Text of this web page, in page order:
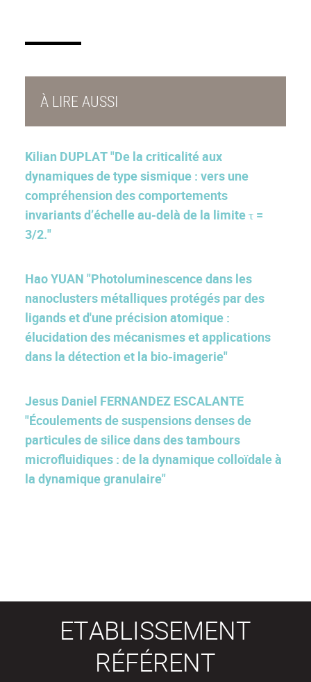
À LIRE AUSSI
Kilian DUPLAT "De la criticalité aux
dynamiques de type sismique : vers une
compréhension des comportements
invariants d’échelle au-delà de la limite τ =
3/2."
Hao YUAN "Photoluminescence dans les
nanoclusters métalliques protégés par des
ligands et d'une précision atomique :
élucidation des mécanismes et applications
dans la détection et la bio-imagerie"
Jesus Daniel FERNANDEZ ESCALANTE
"Écoulements de suspensions denses de
particules de silice dans des tambours
microfluidiques : de la dynamique colloïdale à
la dynamique granulaire"
ETABLISSEMENT
RÉFÉRENT